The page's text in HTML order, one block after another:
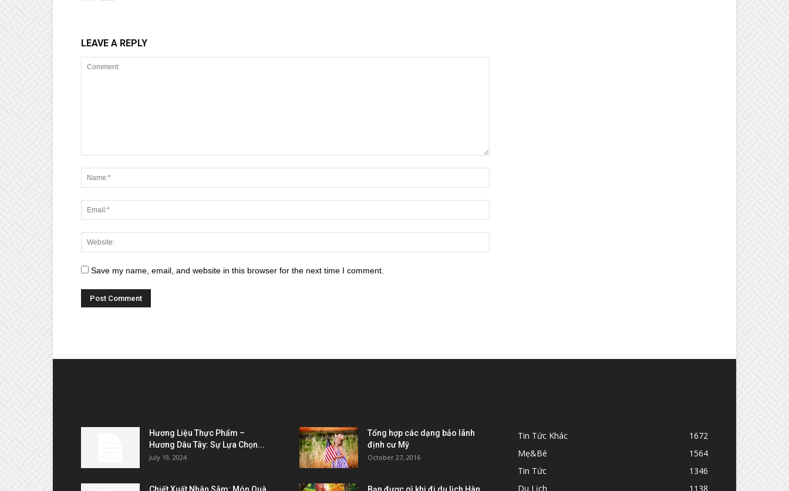
LEAVE A REPLY
Save my name, email, and website in this browser for the next time I comment.
Hương Liệu Thực Phẩm –
Hương Dâu Tây: Sự Lựa Chọn...
July 19, 2024
Tổng hợp các dạng bảo lãnh
định cư Mỹ
October 27, 2016
Tin Tức Khác
1672
Mẹ&Bé
1564
Tin Tức
1346
Du Lịch
1138